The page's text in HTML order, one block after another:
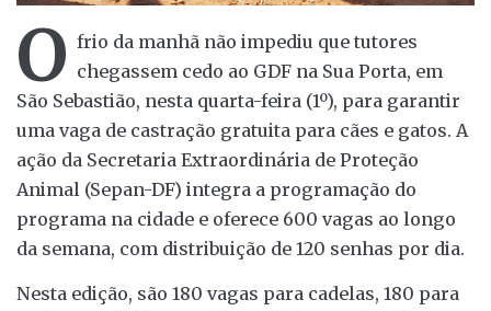
O frio da manhã não impediu que tutores
chegassem cedo ao GDF na Sua Porta, em
São Sebastião, nesta quarta-feira (1º), para garantir
uma vaga de castração gratuita para cães e gatos. A
ação da Secretaria Extraordinária de Proteção
Animal (Sepan-DF) integra a programação do
programa na cidade e oferece 600 vagas ao longo
da semana, com distribuição de 120 senhas por dia.
Nesta edição, são 180 vagas para cadelas, 180 para